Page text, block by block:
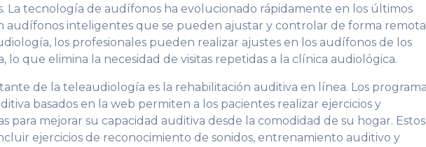
La tecnología de audífonos ha evolucionado rápidamente en los últimos
audífonos inteligentes que se pueden ajustar y controlar de forma
los profesionales pueden realizar ajustes en los audífonos de los
lo que elimina la necesidad de visitas repetidas a la clínica audiológica.
de la teleaudiología es la rehabilitación auditiva en línea. Los
basados en la web permiten a los pacientes realizar ejercicios y
para mejorar su capacidad auditiva desde la comodidad de su hogar. Estos
ejercicios de reconocimiento de sonidos, entrenamiento auditivo y